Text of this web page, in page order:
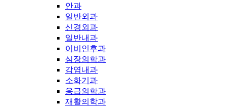
안과
일반외과
신경외과
일반내과
이비인후과
심장의학과
감염내과
소화기과
응급의학과
재활의학과